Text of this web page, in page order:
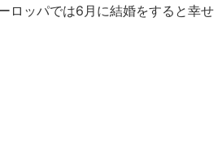
ロッパでは6月に結婚をすると幸せ